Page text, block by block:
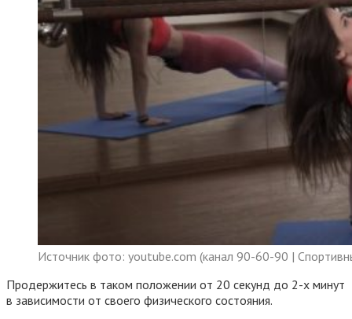
Источник фото: youtube.com (канал 90-60-90 |
Продержитесь в таком положении от 20 секунд до 2-х минут
в зависимости от своего физического состояния.